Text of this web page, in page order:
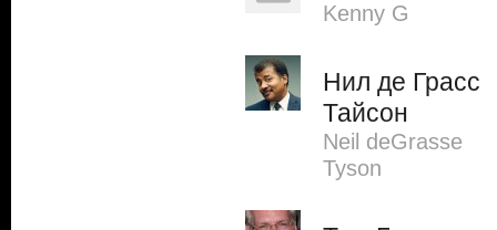
Kenny G
Нил де Грасс
Тайсон
Neil deGrasse
Tyson